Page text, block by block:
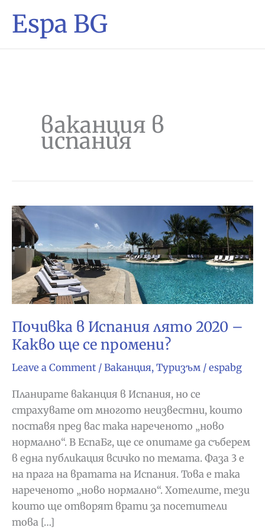
Espa BG
ваканция в
испания
Почивка в Испания лято 2020 –
Какво ще се промени?
Leave a Comment / Ваканция, Туризъм / espabg
Планирате ваканция в Испания, но се
страхувате от многото неизвестни, които
поставя пред вас така нареченото „ново
нормално“. В ЕспаБг, ще се опитаме да съберем
в една публикация всичко по темата. Фаза 3 е
на прага на вратата на Испания. Това е така
нареченото „ново нормално“. Хотелите, тези
които ще отворят врати за посетители
това […]